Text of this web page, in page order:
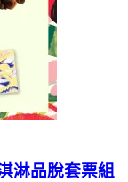
淋品脫套票組